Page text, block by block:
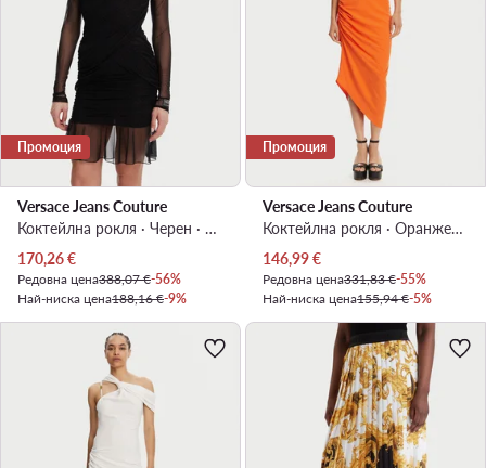
Промоция
Versace Jeans Couture
Коктейлна рокля · Черен · Мини
Актуална цена
170,26€
Редовна цена388,07 €-56%
Най-ниска цена188,16 €-9%
Промоция
Versace Jeans Couture
Коктейлна рокля · Оранжев · Миди, Асиметрична
Актуална цена
146,99€
Редовна цена331,83 €-55%
Най-ниска цена155,94 €-5%